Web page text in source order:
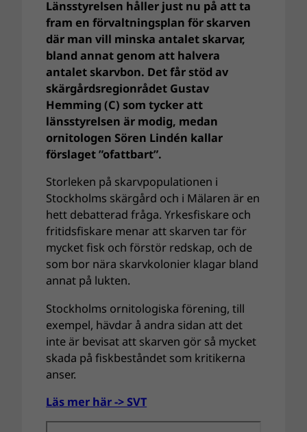
Länsstyrelsen håller just nu på att ta
fram en förvaltningsplan för skarven
där man vill minska antalet skarvar,
bland annat genom att halvera
antalet skarvbon. Det får stöd av
skärgårdsregionrådet Gustav
Hemming (C) som tycker att
länsstyrelsen är modig, medan
ornitologen Sören Lindén kallar
förslaget ”ofattbart”.
Storleken på skarvpopulationen i
Stockholms skärgård och i Mälaren är en
hett debatterad fråga. Yrkesfiskare och
fritidsfiskare menar att skarven tar för
mycket fisk och förstör redskap, och de
som bor nära skarvkolonier klagar bland
annat på lukten.
Stockholms ornitologiska förening, till
exempel, hävdar å andra sidan att det
inte är bevisat att skarven gör så mycket
skada på fiskbeståndet som kritikerna
anser.
Läs mer här -> SVT